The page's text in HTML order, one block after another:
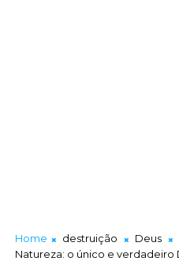
Home destruição Deus
Natureza: o único e verdadeiro